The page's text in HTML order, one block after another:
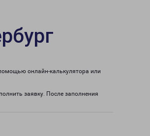
онлайн-калькулятора или
заявку. После заполнения